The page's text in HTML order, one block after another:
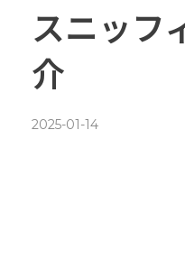
スニッフ
介
2025-01-14